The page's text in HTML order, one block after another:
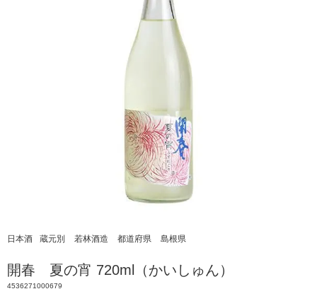
日本酒 蔵元別 若林酒造 都道府県 島根県
開春 夏の宵 720ml（かいしゅん）
4536271000679